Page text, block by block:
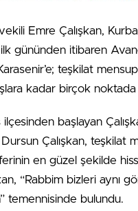
Emre Çalışkan,
gününden itibaren
teşkilat
kadar birçok
başlayan
Dursun Çalışkan, teşkilat
en güzel şekilde
“Rabbim bizleri aynı
temennisinde bulundu.